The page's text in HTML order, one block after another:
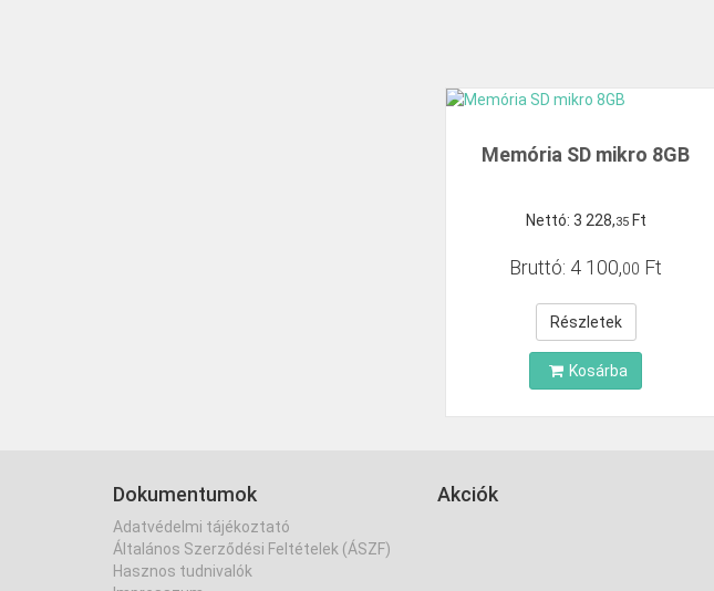
Memória SD mikro 8GB
Nettó: 3 228,35 Ft
Bruttó: 4 100,00 Ft
Részletek
Kosárba
Dokumentumok
Adatvédelmi tájékoztató
Általános Szerződési Feltételek (ÁSZF)
Hasznos tudnivalók
Akciók